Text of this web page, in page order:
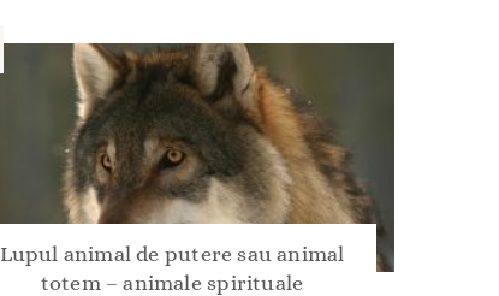
Lupul animal de putere sau animal
totem – animale spirituale